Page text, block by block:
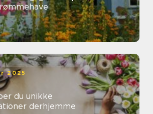
2025
du unikke
derhjemme